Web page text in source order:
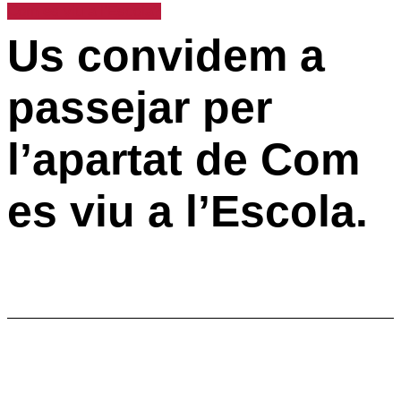
Us convidem a
passejar per
l’apartat de Com
es viu a l’Escola.